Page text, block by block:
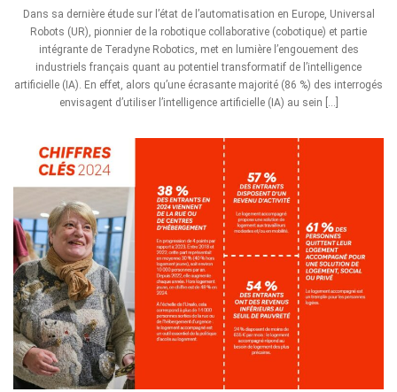
Dans sa dernière étude sur l’état de l’automatisation en Europe, Universal
Robots (UR), pionnier de la robotique collaborative (cobotique) et partie
intégrante de Teradyne Robotics, met en lumière l’engouement des
industriels français quant au potentiel transformatif de l’intelligence
artificielle (IA). En effet, alors qu’une écrasante majorité (86 %) des interrogés
envisagent d’utiliser l’intelligence artificielle (IA) au sein […]